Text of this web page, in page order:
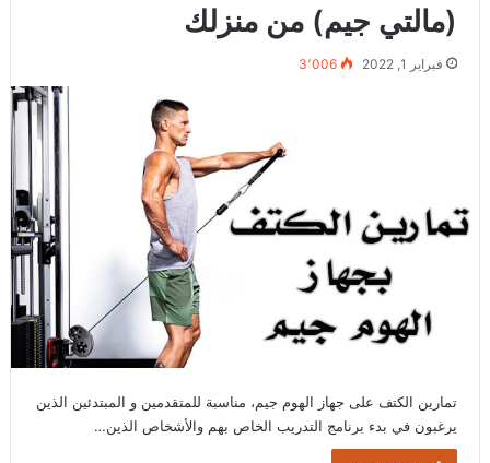
(مالتي جيم) من منزلك
فبراير 1, 2022 3٬006
تمارين الكتف على جهاز الهوم جيم، مناسبة للمتقدمين و المبتدئين الذين
يرغبون في بدء برنامج التدريب الخاص بهم والأشخاص الذين…